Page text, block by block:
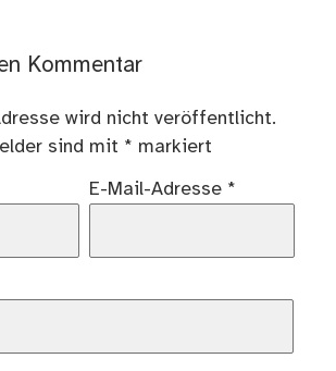
Kommentar
wird nicht veröffentlicht.
sind mit * markiert
E-Mail-Adresse *